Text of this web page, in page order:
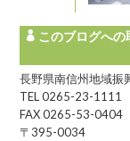
このブログへ
長野県南信州地域振
TEL 0265-23-1111
FAX 0265-53-0404
〒395-0034